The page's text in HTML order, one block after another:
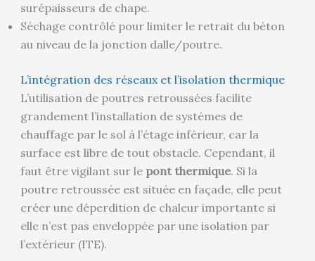
surépaisseurs de chape.
Séchage contrôlé pour limiter le retrait du béton
au niveau de la jonction dalle/poutre.
L’intégration des réseaux et l’isolation thermique
L’utilisation de poutres retroussées facilite
grandement l’installation de systèmes de
chauffage par le sol à l’étage inférieur, car la
surface est libre de tout obstacle. Cependant, il
faut être vigilant sur le pont thermique. Si la
poutre retroussée est située en façade, elle peut
créer une déperdition de chaleur importante si
elle n’est pas enveloppée par une isolation par
l’extérieur (ITE).